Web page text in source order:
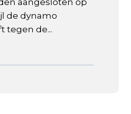
aangesloten op
de dynamo
tegen de...